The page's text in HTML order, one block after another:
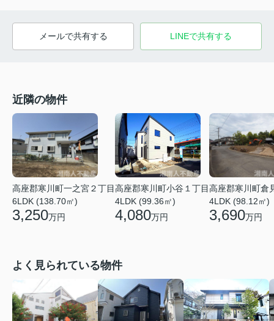
メールで共有する LINEで共有する
近隣の物件
高座郡寒川町一之宮２丁目
6LDK (138.70㎡)
3,250万円
高座郡寒川町小谷１丁目
4LDK (99.36㎡)
4,080万円
高座郡寒川町倉
4LDK (98.12㎡)
3,690万円
よく見られている物件